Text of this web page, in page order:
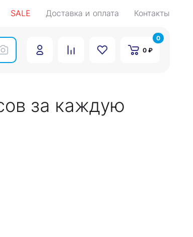
SALE Доставка и оплата Контакты
0 ₽
0
за каждую